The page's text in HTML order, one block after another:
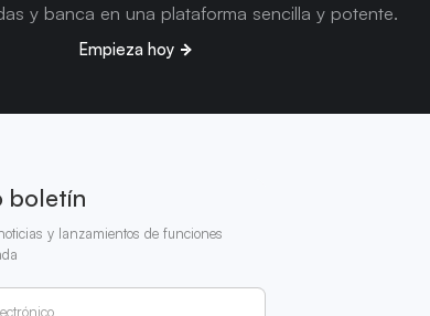
y banca en una plataforma sencilla y potente.
Empieza hoy
boletín
y lanzamientos de funciones